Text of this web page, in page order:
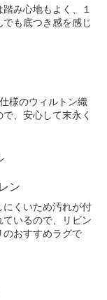
み心地もよく、１
も底つき感を感じ
様のウィルトン織
、安心して末永く
ン
くいため汚れが付
いるので、リビン
のおすすめラグで